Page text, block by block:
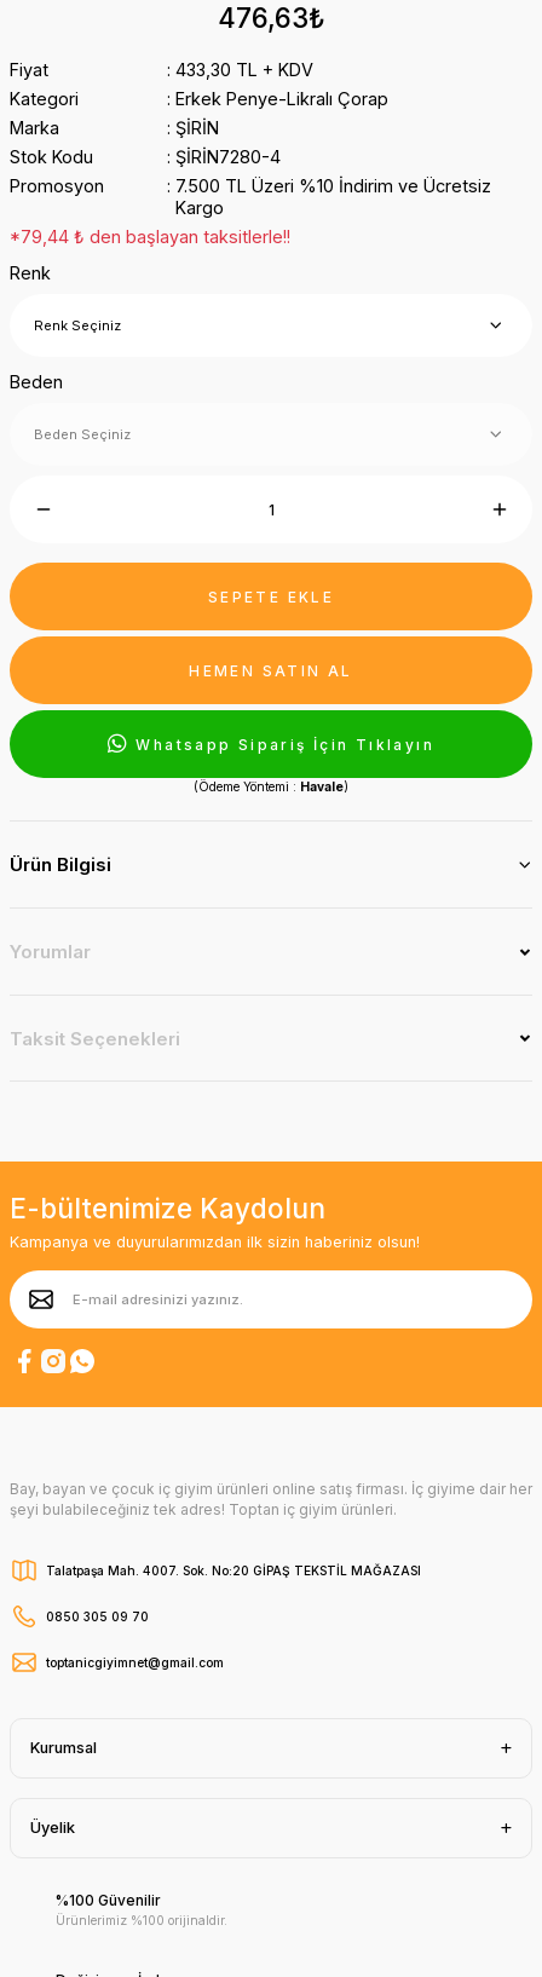
476,63₺
Fiyat
433,30 TL + KDV
Kategori
Erkek Penye-Likralı Çorap
Marka
ŞİRİN
Stok Kodu
ŞİRİN7280-4
Promosyon
7.500 TL Üzeri %10 İndirim ve Ücretsiz
Kargo
*79,44 ₺ den başlayan taksitlerle!!
Renk
Beden
SEPETE EKLE
HEMEN SATIN AL
Whatsapp Sipariş İçin Tıklayın
(Ödeme Yöntemi : Havale)
Ürün Bilgisi
Yorumlar
Taksit Seçenekleri
E-bültenimize Kaydolun
Kampanya ve duyurularımızdan ilk sizin haberiniz olsun!
Bay, bayan ve çocuk iç giyim ürünleri online satış firması. İç giyime dair her
şeyi bulabileceğiniz tek adres! Toptan iç giyim ürünleri.
Talatpaşa Mah. 4007. Sok. No:20 GİPAŞ TEKSTİL MAĞAZASI
0850 305 09 70
toptanicgiyimnet@gmail.com
Kurumsal
Üyelik
%100 Güvenilir
Ürünlerimiz %100 orijinaldir.